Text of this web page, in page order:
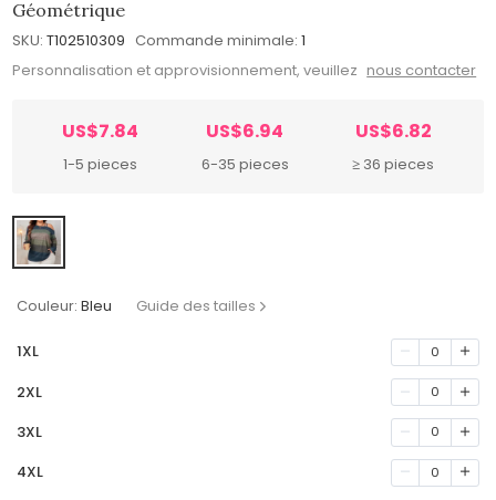
Géométrique
SKU: T102510309 Commande minimale: 1
Personnalisation et approvisionnement, veuillez nous contacter
US$7.84
1-5 pieces
US$6.94
6-35 pieces
US$6.82
≥ 36 pieces
Couleur: Bleu Guide des tailles
1XL 0
2XL 0
3XL 0
4XL 0